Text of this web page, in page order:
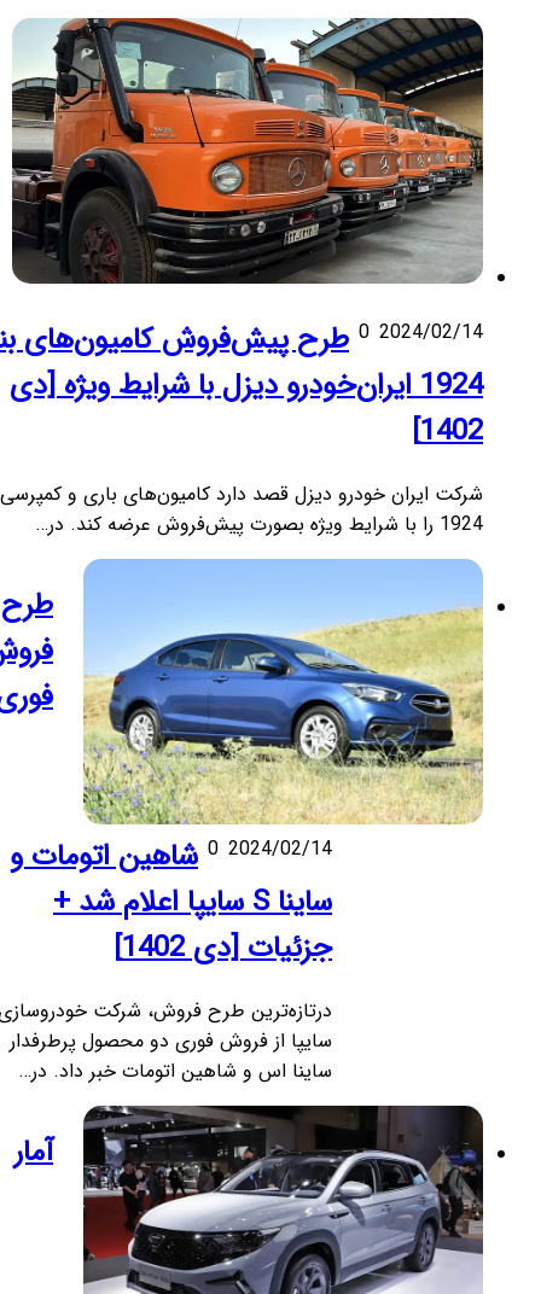
2024/02/14
0 طرح پیش‌فروش کامیون‌های بنز
1924 ایران‌خودرو دیزل با شرایط ویژه [دی
1402]
شرکت ایران خودرو دیزل قصد دارد کامیون‌های باری و کمپرسی
1924 را با شرایط ویژه بصورت پیش‌فروش عرضه کند. در…
2024/02/14
0
طرح
فروش
فوری
شاهین اتومات و
ساینا S سایپا اعلام شد +
جزئیات [دی 1402]
درتازه‌ترین طرح فروش، شرکت خودروسازی
سایپا از فروش فوری دو محصول پرطرفدار
ساینا اس و شاهین اتومات خبر داد. در…
آمار